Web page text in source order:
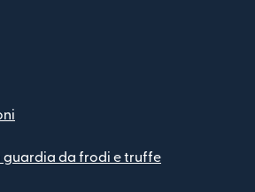
guardia da frodi e truffe